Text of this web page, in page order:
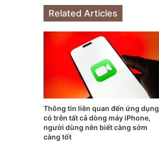
Related Articles
Thông tin liên quan đến ứng dụng
có trên tất cả dòng máy iPhone,
người dùng nên biết càng sớm
càng tốt